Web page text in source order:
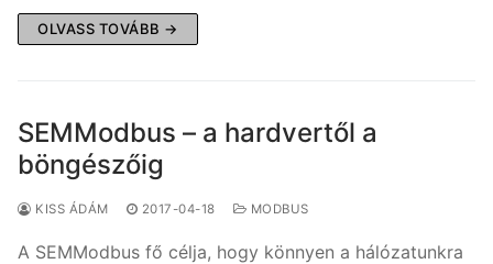
OLVASS TOVÁBB →
SEMModbus – a hardvertől a
böngészőig
KISS ÁDÁM 2017-04-18 MODBUS
A SEMModbus fő célja, hogy könnyen a hálózatunkra